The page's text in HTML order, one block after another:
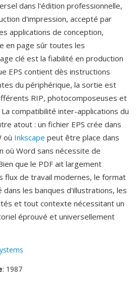
dans l'édition professionnelle,
d'impression, accepté par
applications de conception,
en page sûr toutes les
clé est la fiabilité en production
EPS contient dès instructions
du périphérique, la sortie est
RIP, photocomposeuses et
compatibilité inter-applications du
atout : un fichier EPS crée dans
où Inkscape peut être place dans
où Word sans nécessite de
que le PDF ait largement
flux de travail modernes, le format
les banques d'illustrations, les
et tout contexte nécessitant un
éprouvé et universellement
: 1987